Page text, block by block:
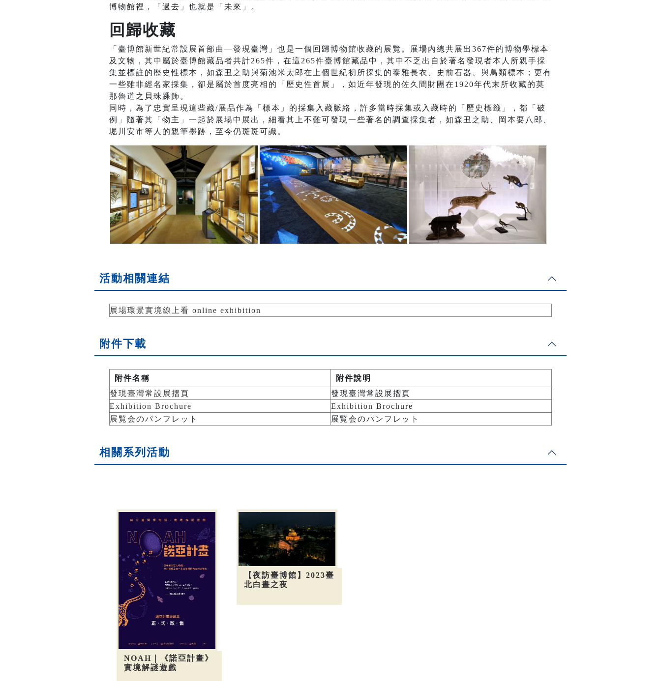
博物館裡，「過去」也就是「未來」。
回歸收藏
「臺博館新世紀常設展首部曲—發現臺灣」也是一個回歸博物館收藏的展覽。展場內總共展出367件的博物學標本
及文物，其中屬於臺博館藏品者共計265件，在這265件臺博館藏品中，其中不乏出自於著名發現者本人所親手採
集並標註的歷史性標本，如森丑之助與菊池米太郎在上個世紀初所採集的泰雅長衣、史前石器、與鳥類標本；更有
一些雖非經名家採集，卻是屬於首度亮相的「歷史性首展」，如近年發現的佐久間財團在1920年代末所收藏的莫
那魯道之貝珠踝飾。
同時，為了忠實呈現這些藏/展品作為「標本」的採集入藏脈絡，許多當時採集或入藏時的「歷史標籤」，都「破
例」隨著其「物主」一起於展場中展出，細看其上不難可發現一些著名的調查採集者，如森丑之助、岡本要八郎、
堀川安市等人的親筆墨跡，至今仍斑斑可識。
活動相關連結
展場環景實境線上看 online exhibition
附件下載
附件名稱
附件說明
發現臺灣常設展摺頁
發現臺灣常設展摺頁
Exhibition Brochure
Exhibition Brochure
展覧会のパンフレット
展覧会のパンフレット
相關系列活動
NOAH｜《諾亞計畫》
實境解謎遊戲
【夜訪臺博館】2023臺
北白晝之夜